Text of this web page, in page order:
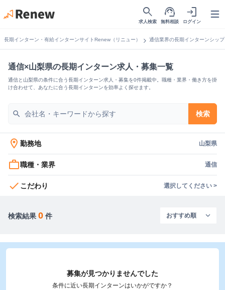
search
求人検索
support_agent
無料相談
login
ログイン
長期インターン・有給インターンサイトRenew（リニュー） chevron_right 通信業界の長期インターンシップ
通信×山梨県の長期インターン求人・募集一覧
通信と山梨県の条件に合う長期インターン求人・募集を0件掲載中。職種・業界・働き方を掛
け合わせて、あなたに合う長期インターンを効率よく探せます。
search 検索
location_on 勤務地 山梨県
work_outline職種・業界 通信
check こだわり 選択してください >
検索結果 0 件
募集が見つかりませんでした
条件に近い長期インターンはいかがですか？